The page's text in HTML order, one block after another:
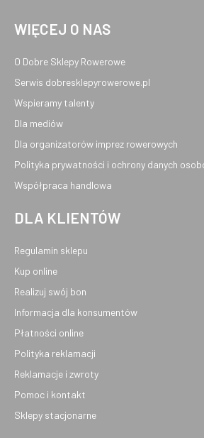
WIĘCEJ O NAS
O Dobre Sklepy Rowerowe
Serwis dobresklepyrowerowe.pl
Wspieramy talenty
Dla mediów
Dla organizatorów imprez rowerowych
Polityka prywatności i ochrony danych
Współpraca handlowa
DLA KLIENTÓW
Regulamin sklepu
Kup online
Realizuj swój bon
Informacja dla konsumentów
Płatności online
Polityka reklamacji
Reklamacje i zwroty
Pomoc i kontakt
Sklepy stacjonarne